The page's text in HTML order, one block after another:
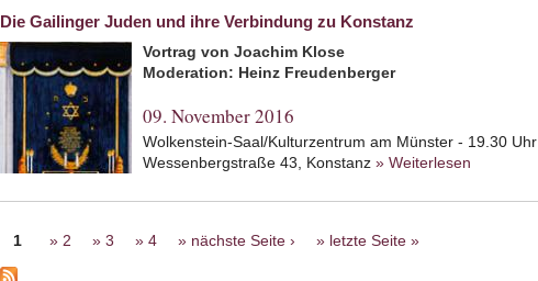
Die Gailinger Juden und ihre Verbindung zu Konstanz
Vortrag von Joachim Klose
Moderation: Heinz Freudenberger
09. November 2016
Wolkenstein-Saal/Kulturzentrum am Münster - 19.30 Uhr
Wessenbergstraße 43, Konstanz » Weiterlesen
Seiten
1 2 3 4 nächste Seite › letzte Seite »